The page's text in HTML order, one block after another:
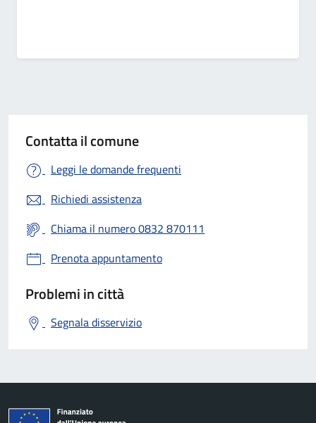
Contatta il comune
Leggi le domande frequenti
Richiedi assistenza
Chiama il numero 0832 870111
Prenota appuntamento
Problemi in città
Segnala disservizio